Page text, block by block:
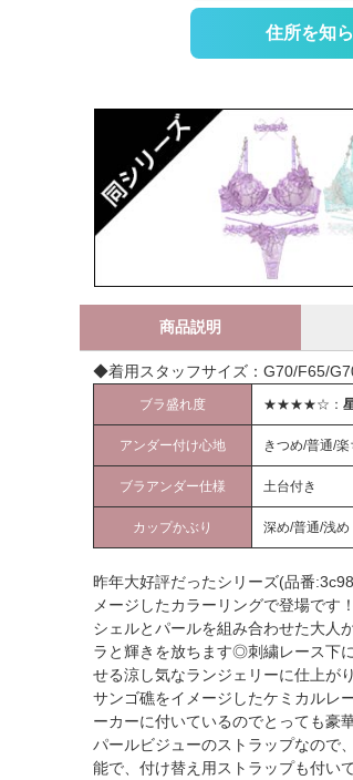
住所を知
商品説明
◆着用スタッフサイズ：G70/F65/
ブラ盛れ度 ★★★★☆：
アンダー付け心地 きつめ/普通/楽
ブラアンダー仕様 土台付き
カップかぶり 深め/普通/浅め
昨年大好評だったシリーズ(品番
メージしたカラーリングで登場です！
シェルとパールを組み合わせた大人
ラと輝きを放ちます◎刺繍レース下
せる涼し気なランジェリーに仕上が
サンゴ礁をイメージしたケミカルレ
ーカーに付いているのでとっても豪
パールビジューのストラップなので
能で、付け替え用ストラップも付い